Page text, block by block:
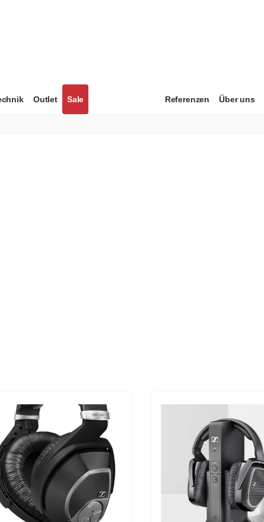
Outlet Sale Referenzen Über uns